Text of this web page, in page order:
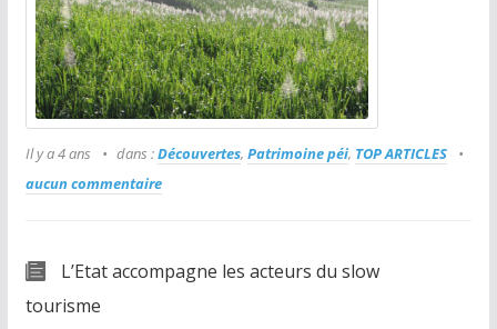
Il y a 4 ans dans :Découvertes, Patrimoine péi, TOP ARTICLES
aucun commentaire
L’Etat accompagne les acteurs du slow
tourisme